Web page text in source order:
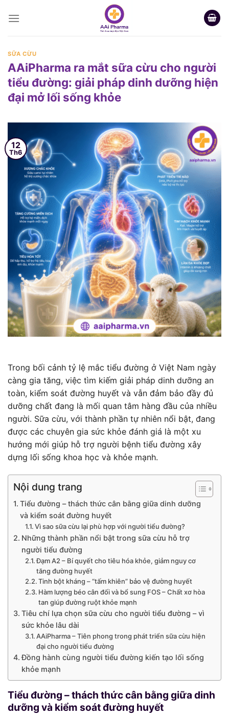
SỮA CỪU
AAiPharma ra mắt sữa cừu cho người
tiểu đường: giải pháp dinh dưỡng hiện
đại mở lối sống khỏe
12
Th6
Trong bối cảnh tỷ lệ mắc tiểu đường ở Việt Nam ngày
càng gia tăng, việc tìm kiếm giải pháp dinh dưỡng an
toàn, kiểm soát đường huyết và vẫn đảm bảo đầy đủ
dưỡng chất đang là mối quan tâm hàng đầu của nhiều
người. Sữa cừu, với thành phần tự nhiên nổi bật, đang
được các chuyên gia sức khỏe đánh giá là một xu
hướng mới giúp hỗ trợ người bệnh tiểu đường xây
dựng lối sống khoa học và khỏe mạnh.
Nội dung trang
Tiểu đường – thách thức cân bằng giữa dinh dưỡng
và kiểm soát đường huyết
Vì sao sữa cừu lại phù hợp với người tiểu đường?
Những thành phần nổi bật trong sữa cừu hỗ trợ
người tiểu đường
Đạm A2 – Bí quyết cho tiêu hóa khỏe, giảm nguy cơ
tăng đường huyết
Tinh bột kháng – “tấm khiên” bảo vệ đường huyết
Hàm lượng béo cân đối và bổ sung FOS – Chất xơ hòa
tan giúp đường ruột khỏe mạnh
Tiêu chí lựa chọn sữa cừu cho người tiểu đường – vì
sức khỏe lâu dài
AAiPharma – Tiên phong trong phát triển sữa cừu hiện
đại cho người tiểu đường
Đồng hành cùng người tiểu đường kiến tạo lối sống
khỏe mạnh
Tiểu đường – thách thức cân bằng giữa dinh
dưỡng và kiểm soát đường huyết